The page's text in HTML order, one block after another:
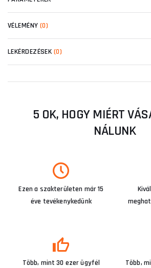
VÉLEMÉNY (0)
LEKÉRDEZÉSEK (0)
5 OK, HOGY MIÉRT
NÁLUNK
Ezen a szakterületen már 15
éve tevékenykedünk
Több, mint 30 ezer ügyfél
Több,